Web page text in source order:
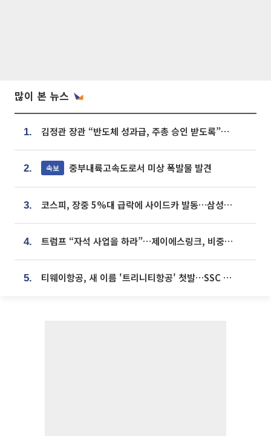
많이 본 뉴스
1. 김정관 장관 “반도체 성과급, 주총 승인 받도록”…상법·자본시장법 개정 시사
2. 속보 중부내륙고속도로서 미상 폭발물 발견
3. 코스피, 장중 5%대 급락에 사이드카 발동…삼성·SK 동반 폭락
4. 트럼프 “자석 사업을 하라”…제이에스링크, 비중국 영구자석 공급망 구축 속도
5. 티웨이항공, 새 이름 '트리니티항공' 첫발…SSC 전략 본격화